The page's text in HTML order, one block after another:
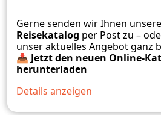
Gerne senden wir Ihnen
Reisekatalog per Post zu –
unser aktuelles Angebot ganz
📥 Jetzt den neuen Online-
herunterladen
Details anzeigen